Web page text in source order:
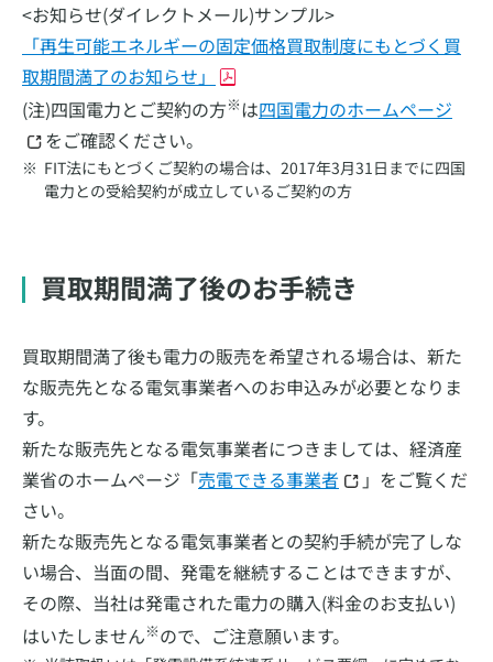
<お知らせ(ダイレクトメール)サンプル>
「再生可能エネルギーの固定価格買取制度にもとづく買
取期間満了のお知らせ」
(注)四国電力とご契約の方※は四国電力のホームページ
をご確認ください。
FIT法にもとづくご契約の場合は、2017年3月31日までに四国
電力との受給契約が成立しているご契約の方
買取期間満了後のお手続き
買取期間満了後も電力の販売を希望される場合は、新た
な販売先となる電気事業者へのお申込みが必要となりま
す。
新たな販売先となる電気事業者につきましては、経済産
業省のホームぺージ「売電できる事業者
」をご覧くだ
さい。
新たな販売先となる電気事業者との契約手続が完了しな
い場合、当面の間、発電を継続することはできますが、
その際、当社は発電された電力の購入(料金のお支払い)
はいたしません※ので、ご注意願います。